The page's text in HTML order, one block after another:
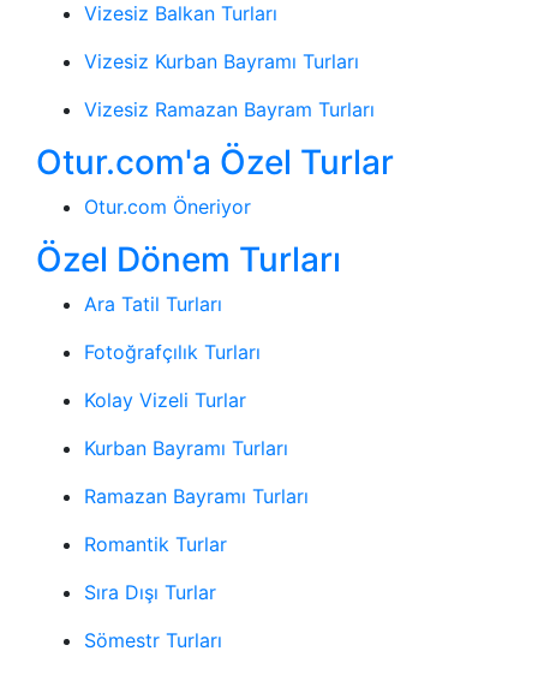
Vizesiz Balkan Turları
Vizesiz Kurban Bayramı Turları
Vizesiz Ramazan Bayram Turları
Otur.com'a Özel Turlar
Otur.com Öneriyor
Özel Dönem Turları
Ara Tatil Turları
Fotoğrafçılık Turları
Kolay Vizeli Turlar
Kurban Bayramı Turları
Ramazan Bayramı Turları
Romantik Turlar
Sıra Dışı Turlar
Sömestr Turları